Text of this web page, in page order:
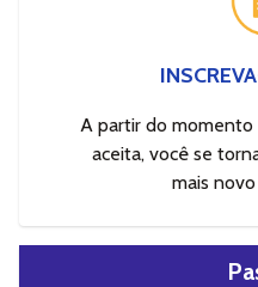
A partir do momento
aceita, você se
mais